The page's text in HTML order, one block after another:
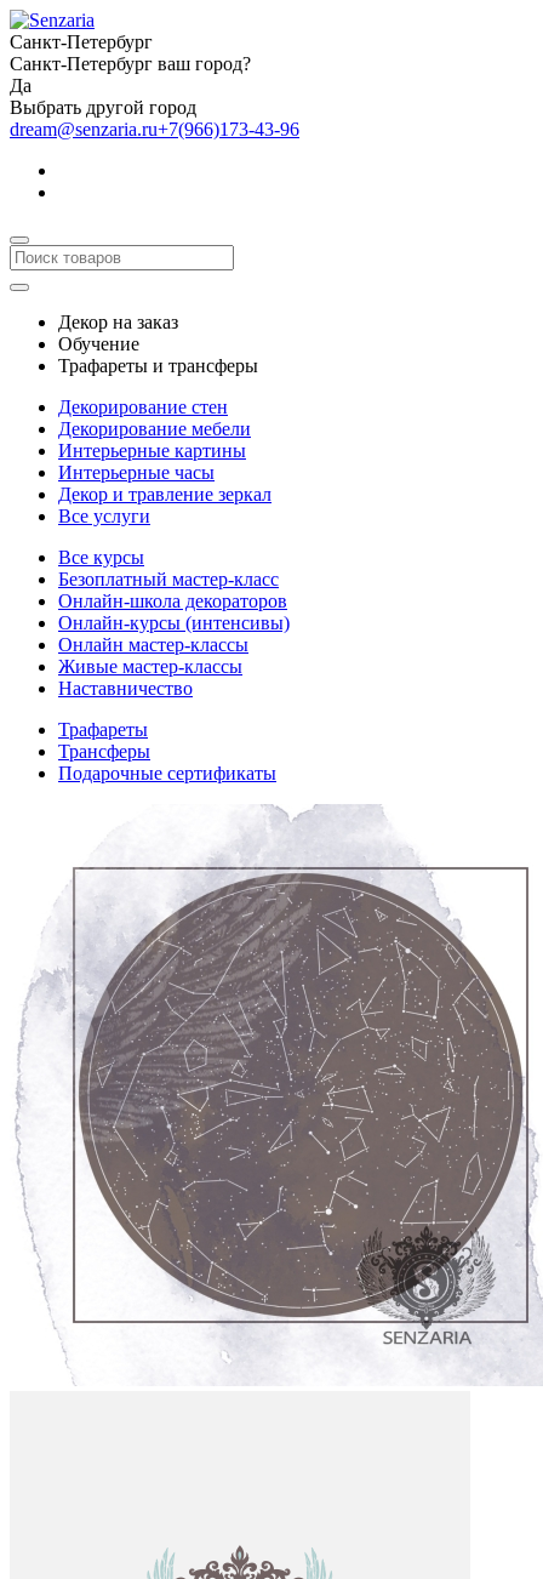
Санкт-Петербург
Санкт-Петербург ваш город?
Да
Выбрать другой город
dream@senzaria.ru+7(966)173-43-96
Декор на заказ
Обучение
Трафареты и трансферы
Декорирование стен
Декорирование мебели
Интерьерные картины
Интерьерные часы
Декор и травление зеркал
Все услуги
Все курсы
Безоплатный мастер-класс
Онлайн-школа декораторов
Онлайн-курсы (интенсивы)
Онлайн мастер-классы
Живые мастер-классы
Наставничество
Трафареты
Трансферы
Подарочные сертификаты